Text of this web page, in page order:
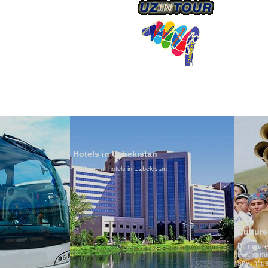
Hotels in Uzbekistan
We have all hotels in Uzbekistan
Culture of Uzbekistan
By nature Uzbeks prefer a
is why migration and
any influence on population